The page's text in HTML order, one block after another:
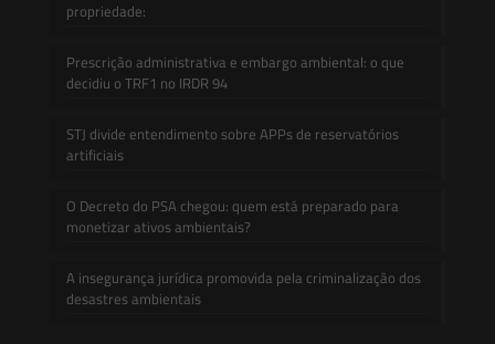
propriedade:
Prescrição administrativa e embargo ambiental: o que
decidiu o TRF1 no IRDR 94
STJ divide entendimento sobre APPs de reservatórios
artificiais
O Decreto do PSA chegou: quem está preparado para
monetizar ativos ambientais?
A insegurança jurídica promovida pela criminalização dos
desastres ambientais